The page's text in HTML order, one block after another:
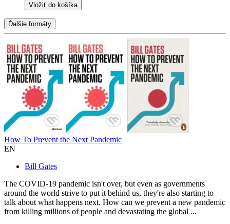
Vložiť do košíka
Ďalšie formáty
How To Prevent the Next Pandemic
EN
Bill Gates
The COVID-19 pandemic isn't over, but even as governments
around the world strive to put it behind us, they're also starting to
talk about what happens next. How can we prevent a new pandemic
from killing millions of people and devastating the global ...